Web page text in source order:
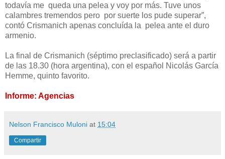
todavía me queda una pelea y voy por más. Tuve unos
calambres tremendos pero por suerte los pude superar”,
contó Crismanich apenas concluída la pelea ante el duro
armenio.
La final de Crismanich (séptimo preclasificado) será a partir
de las 18.30 (hora argentina), con el español Nicolás García
Hemme, quinto favorito.
Informe: Agencias
Nelson Francisco Muloni at 15:04
Compartir